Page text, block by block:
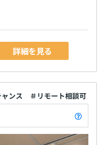
詳細を見る
ャンス ＃リモート相談可